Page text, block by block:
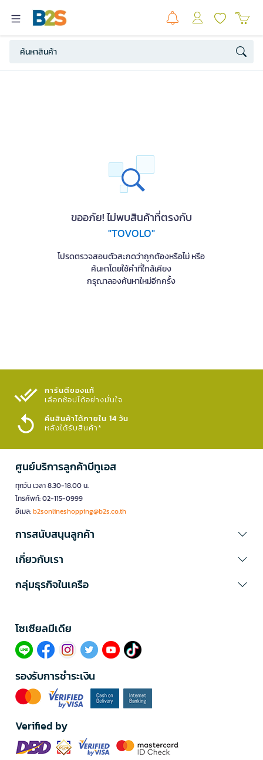
ขออภัย! ไม่พบสินค้าที่ตรงกับ
"TOVOLO"
โปรดตรวจสอบตัวสะกดว่าถูกต้องหรือไม่ หรือ
ค้นหาโดยใช้คำที่ใกล้เคียง
กรุณาลองค้นหาใหม่อีกครั้ง
การันตีของแท้
เลือกช้อปได้อย่างมั่นใจ​
คืนสินค้าได้ภายใน 14 วัน
หลังได้รับสินค้า*
ศูนย์บริการลูกค้าบีทูเอส
ทุกวัน เวลา 8.30-18.00 น.
โทรศัพท์: 02-115-0999
อีเมล:b2sonlineshopping@b2s.co.th
การสนับสนุนลูกค้า
เกี่ยวกับเรา
กลุ่มธุรกิจในเครือ
โซเซียลมีเดีย​
รองรับการชำระเงิน
Verified by